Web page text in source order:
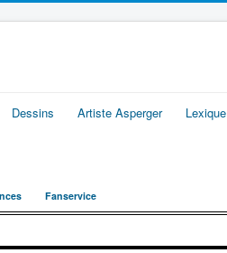
Dessins Artiste Asperger Lexique
Fanservice